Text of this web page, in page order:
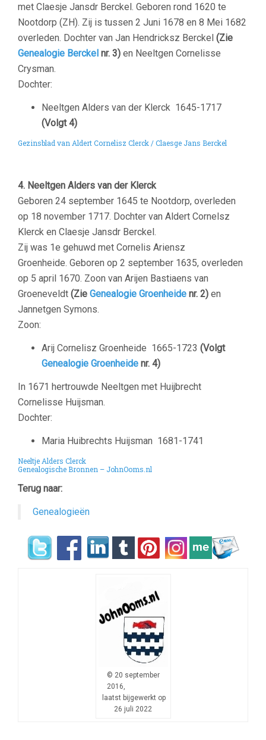
met Claesje Jansdr Berckel. Geboren rond 1620 te
Nootdorp (ZH). Zij is tussen 2 Juni 1678 en 8 Mei 1682
overleden. Dochter van Jan Hendricksz Berckel (Zie
Genealogie Berckel nr. 3) en Neeltgen Cornelisse
Crysman.
Dochter:
Neeltgen Alders van der Klerck 1645-1717
(Volgt 4)
Gezinsblad van Aldert Cornelisz Clerck / Claesge Jans Berckel
4. Neeltgen Alders van der Klerck
Geboren 24 september 1645 te Nootdorp, overleden
op 18 november 1717. Dochter van Aldert Cornelsz
Klerck en Claesje Jansdr Berckel.
Zij was 1e gehuwd met Cornelis Ariensz
Groenheide. Geboren op 2 september 1635, overleden
op 5 april 1670. Zoon van Arijen Bastiaens van
Groeneveldt (Zie Genealogie Groenheide nr. 2) en
Jannetgen Symons.
Zoon:
Arij Cornelisz Groenheide 1665-1723 (Volgt
Genealogie Groenheide nr. 4)
In 1671 hertrouwde Neeltgen met Huijbrecht
Cornelisse Huijsman.
Dochter:
Maria Huibrechts Huijsman 1681-1741
Neeltje Alders Clerck
Genealogische Bronnen – JohnOoms.nl
Terug naar:
Genealogieën
© 20 september
2016,
laatst bijgewerkt op
26 juli 2022